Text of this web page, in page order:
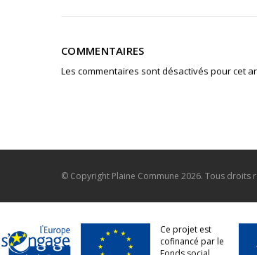
COMMENTAIRES
Les commentaires sont désactivés pour cet
© Copyright Plaine Commune 2026. Tous droits
Ce projet est
cofinancé par le